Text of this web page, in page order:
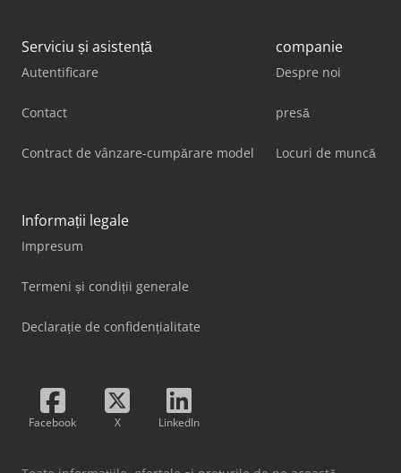
Serviciu și asistență
Autentificare
Contact
Contract de vânzare-cumpărare model
companie
Despre noi
presă
Locuri de muncă
Informații legale
Impresum
Termeni și condiții generale
Declarație de confidențialitate
Facebook X LinkedIn